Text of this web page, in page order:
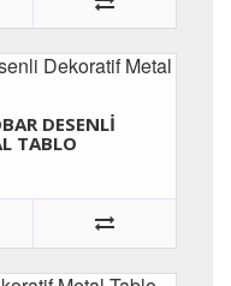
DESENLI
TABLO